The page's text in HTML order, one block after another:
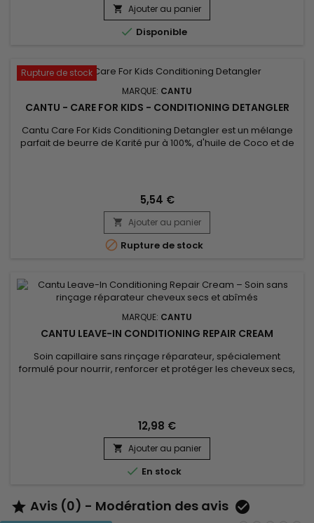
 Ajouter au panier
 Disponible
Rupture de stock
MARQUE: CANTU
CANTU - CARE FOR KIDS - CONDITIONING DETANGLER
Cantu Care For Kids Conditioning Detangler est un mélange
parfait de beurre de Karité pur à 100%, d'huile de Coco et de
5,54 €
 Ajouter au panier
 Rupture de stock
MARQUE: CANTU
CANTU LEAVE-IN CONDITIONING REPAIR CREAM
Soin capillaire sans rinçage réparateur, spécialement
formulé pour nourrir, renforcer et protéger les cheveux secs,
et améliorer la souplesse des cheveux dès la première...
12,98 €
 Ajouter au panier
 En stock
 Avis (0) - Modération des avis 